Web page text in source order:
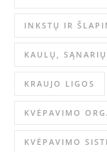
INKSTŲ IR
KAULŲ,
KRAUJO LIGOS
KVĖPAVIMO
KVĖPAVIMO